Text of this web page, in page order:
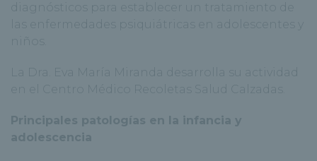
diagnósticos para establecer un tratamiento de
las enfermedades psiquiátricas en adolescentes y
La Dra. Eva María Miranda desarrolla su actividad
en el Centro Médico Recoletas Salud Calzadas.
Principales patologías en la infancia y
adolescencia